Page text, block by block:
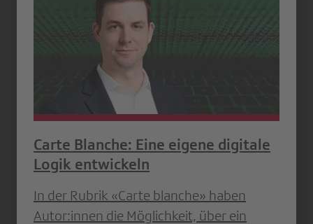
Carte Blanche: Eine eigene digitale
Logik entwickeln
In der Rubrik «Carte blanche» haben
Autor:innen die Möglichkeit, über ein